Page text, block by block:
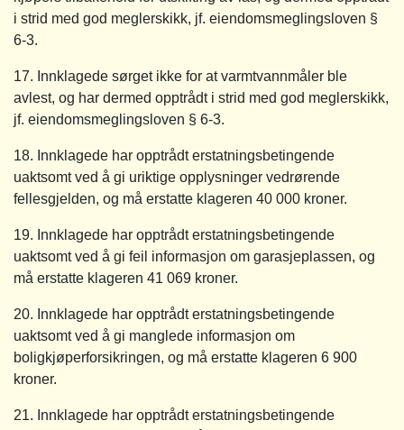
i strid med god meglerskikk, jf. eiendomsmeglingsloven §
6-3.
17. Innklagede sørget ikke for at varmtvannmåler ble
avlest, og har dermed opptrådt i strid med god meglerskikk,
jf. eiendomsmeglingsloven § 6-3.
18. Innklagede har opptrådt erstatningsbetingende
uaktsomt ved å gi uriktige opplysninger vedrørende
fellesgjelden, og må erstatte klageren 40 000 kroner.
19. Innklagede har opptrådt erstatningsbetingende
uaktsomt ved å gi feil informasjon om garasjeplassen, og
må erstatte klageren 41 069 kroner.
20. Innklagede har opptrådt erstatningsbetingende
uaktsomt ved å gi manglede informasjon om
boligkjøperforsikringen, og må erstatte klageren 6 900
kroner.
21. Innklagede har opptrådt erstatningsbetingende